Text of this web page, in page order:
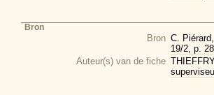
Bron
Bron C.
19/2, p.
Auteur(s) van de fiche